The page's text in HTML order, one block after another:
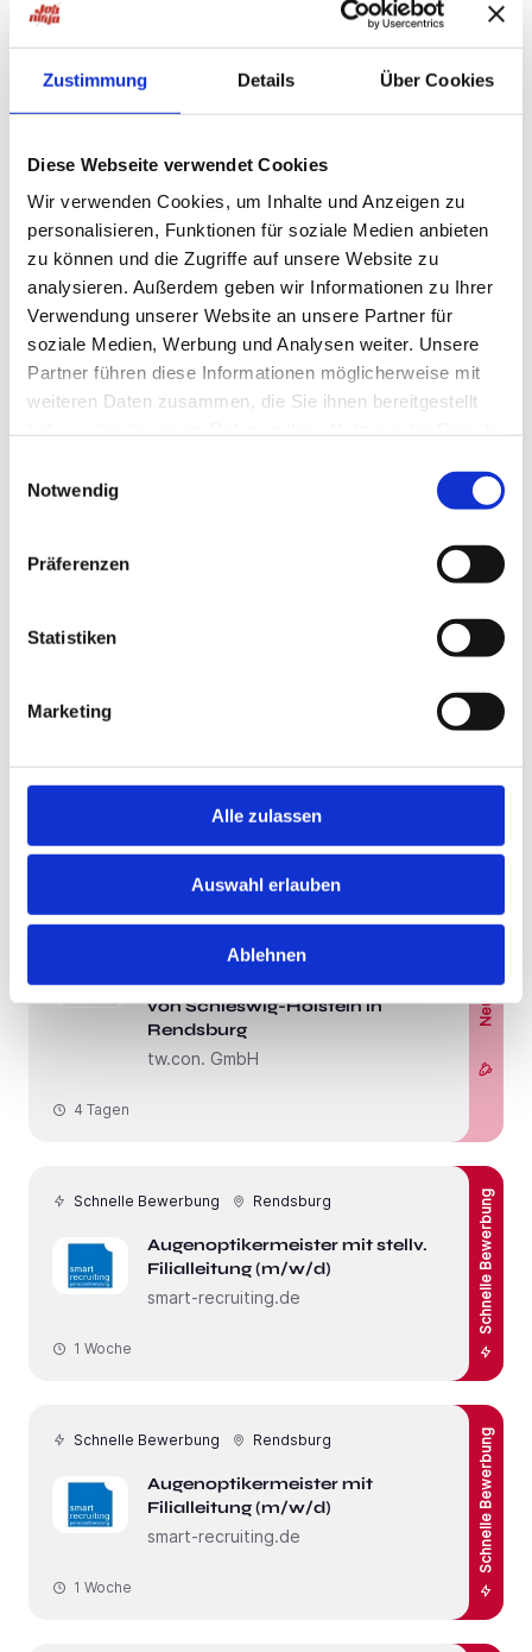
Zustimmung Details Über Cookies
Diese Webseite verwendet Cookies
Wir verwenden Cookies, um Inhalte und Anzeigen zu
personalisieren, Funktionen für soziale Medien anbieten
zu können und die Zugriffe auf unsere Website zu
analysieren. Außerdem geben wir Informationen zu Ihrer
Verwendung unserer Website an unsere Partner für
soziale Medien, Werbung und Analysen weiter. Unsere
Partner führen diese Informationen möglicherweise mit
weiteren Daten zusammen, die Sie ihnen bereitgestellt
Notwendig
Präferenzen
Statistiken
Marketing
Alle zulassen
Auswahl erlauben
Ablehnen
HiPo Executive Ärztevermittlung
Leitender Oberarzt Innere Medizin
und Gastroenterologie (m/w/d)
RECRUITING
Schnelle Bewerbung
4 Wochen
Schnelle Bewerbung Rendsburg Schnelle Bewerbung
RECRUITING
Schnelle Bewerbung
Schnelle Bewerbung Neu! Rendsburg
Facharzt Psychiatrie (m/w/d) –
MVZ mit Homeoffice – im Herzen
von Schleswig-Holstein in
Rendsburg
tw.con. GmbH
Neu!
4 Tagen
Schnelle Bewerbung Rendsburg
Augenoptikermeister mit stellv.
Filialleitung (m/w/d)
smart-recruiting.de
Schnelle Bewerbung
1 Woche
Schnelle Bewerbung Rendsburg
Augenoptikermeister mit
Filialleitung (m/w/d)
smart-recruiting.de
Schnelle Bewerbung
1 Woche